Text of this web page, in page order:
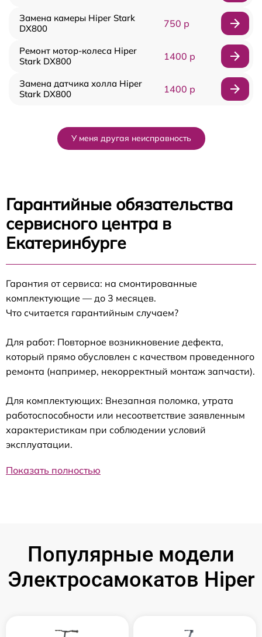
Замена камеры Hiper Stark
DX800
750 р
Ремонт мотор-колеса Hiper
Stark DX800
1400 р
Замена датчика холла Hiper
Stark DX800
1400 р
У меня другая неисправность
Гарантийные обязательства
сервисного центра в
Екатеринбурге
Гарантия от сервиса: на смонтированные
комплектующие — до 3 месяцев.
Что считается гарантийным случаем?
Для работ: Повторное возникновение дефекта,
который прямо обусловлен с качеством проведенного
ремонта (например, некорректный монтаж запчасти).
Для комплектующих: Внезапная поломка, утрата
работоспособности или несоответствие заявленным
характеристикам при соблюдении условий
эксплуатации.
Показать полностью
Популярные модели
Электросамокатов Hiper